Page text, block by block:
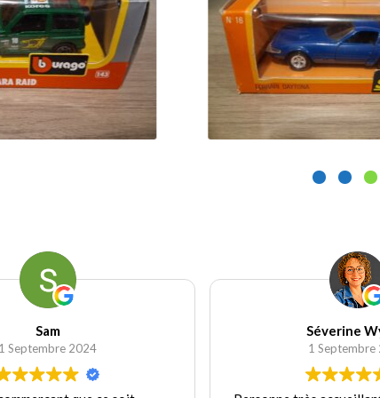
panier
9.90€
Ajouter au panier
1 Septembre 2024